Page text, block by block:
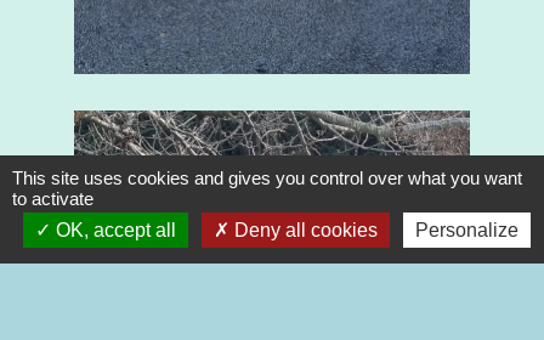
This site uses cookies and gives you control over what you want
to activate
OK, accept all
Deny all cookies Personalize